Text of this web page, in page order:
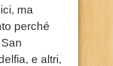
ma
perché
e altri,